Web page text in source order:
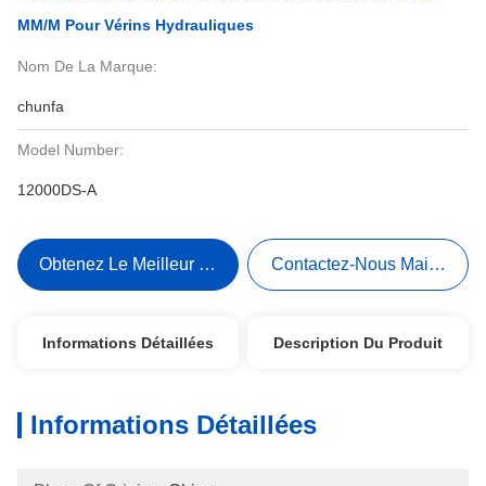
MM/M Pour Vérins Hydrauliques
Nom De La Marque:
chunfa
Model Number:
12000DS-A
Obtenez Le Meilleur Prix Contactez-Nous Maintenant
Informations Détaillées Description Du Produit
Informations Détaillées